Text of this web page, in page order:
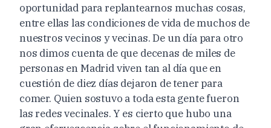
oportunidad para replantearnos muchas cosas,
entre ellas las condiciones de vida de muchos de
nuestros vecinos y vecinas. De un día para otro
nos dimos cuenta de que decenas de miles de
personas en Madrid viven tan al día que en
cuestión de diez días dejaron de tener para
comer. Quien sostuvo a toda esta gente fueron
las redes vecinales. Y es cierto que hubo una